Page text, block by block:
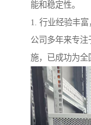
能和稳定性。
1. 行业经验丰
公司多年来专
施，已成功为全